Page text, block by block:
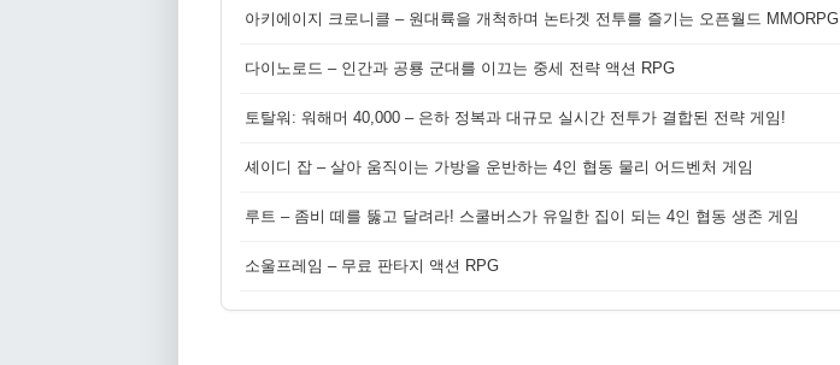
아키에이지 크로니클 – 원대륙을 개척하며 논타겟 전투를 즐기는 오픈월드 MMORPG
다이노로드 – 인간과 공룡 군대를 이끄는 중세 전략 액션 RPG
토탈워: 워해머 40,000 – 은하 정복과 대규모 실시간 전투가 결합된 전략 게임!
셰이디 잡 – 살아 움직이는 가방을 운반하는 4인 협동 물리 어드벤처 게임
루트 – 좀비 떼를 뚫고 달려라! 스쿨버스가 유일한 집이 되는 4인 협동 생존 게임
소울프레임 – 무료 판타지 액션 RPG